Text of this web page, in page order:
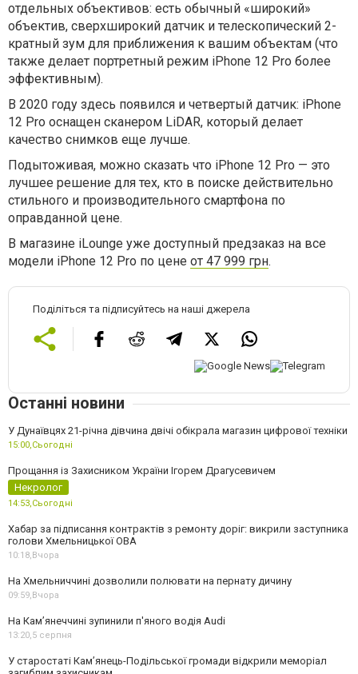
отдельных объективов: есть обычный «широкий»
объектив, сверхширокий датчик и телескопический 2-
кратный зум для приближения к вашим объектам (что
также делает портретный режим iPhone 12 Pro более
эффективным).
В 2020 году здесь появился и четвертый датчик: iPhone
12 Pro оснащен сканером LiDAR, который делает
качество снимков еще лучше.
Подытоживая, можно сказать что iPhone 12 Pro — это
лучшее решение для тех, кто в поиске действительно
стильного и производительного смартфона по
оправданной цене.
В магазине iLounge уже доступный предзаказ на все
модели iPhone 12 Pro по цене от 47 999 грн.
Поділіться та підписуйтесь на наші джерела
Останні новини
У Дунаївцях 21-річна дівчина двічі обікрала магазин цифрової техніки
15:00,Сьогодні
Прощання із Захисником України Ігорем Драгусевичем
Некролог
14:53,Сьогодні
Хабар за підписання контрактів з ремонту доріг: викрили заступника
голови Хмельницької ОВА
10:18,Вчора
На Хмельниччині дозволили полювати на пернату дичину
09:59,Вчора
На Камʼянеччині зупинили п'яного водія Audi
13:20,5 серпня
У старостаті Кам’янець-Подільської громади відкрили меморіал